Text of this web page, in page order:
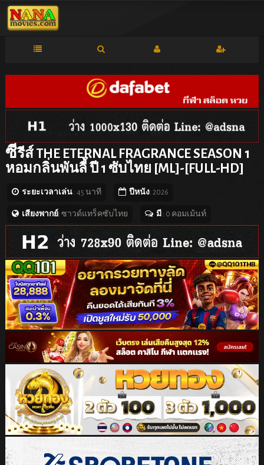
ซีรีส์ THE ETERNAL FRAGRANCE SEASON 1
หอมกลิ่นพันลี้ ปี 1 ซับไทย [ML]-[FULL-HD]
ระยะเวลาเล่น: 45 นาที ปีหนัง: 2026
เสียงพากย์: ซาวด์แทร็คซับไทย มี : 0 คอมเม้นท์